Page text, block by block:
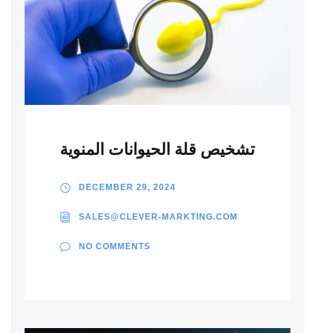
تشخيص قلة الحيوانات المنوية
DECEMBER 29, 2024
SALES@CLEVER-MARKTING.COM
NO COMMENTS